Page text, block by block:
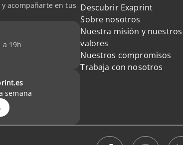
acompañarte en tus
a 19h
semana
Descubrir Exaprint
Sobre nosotros
Nuestra misión y nuestros
valores
Nuestros compromisos
Trabaja con nosotros